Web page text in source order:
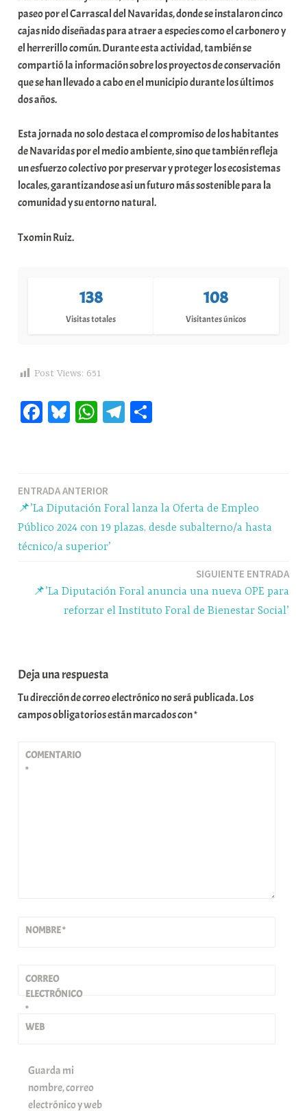
paseo por el Carrascal del Navaridas, donde se instalaron cinco
cajas nido diseñadas para atraer a especies como el carbonero y
el herrerillo común. Durante esta actividad, también se
compartió la información sobre los proyectos de conservación
que se han llevado a cabo en el municipio durante los últimos
dos años.
Esta jornada no solo destaca el compromiso de los habitantes
de Navaridas por el medio ambiente, sino que también refleja
un esfuerzo colectivo por preservar y proteger los ecosistemas
locales, garantizandose asi un futuro más sostenible para la
comunidad y su entorno natural.
Txomin Ruiz.
138
Visitas totales
108
Visitantes únicos
Post Views: 651
Fa Bl W
pp
Te
m rti
r
Navegación
de
entradas
ENTRADA ANTERIOR
📌’La Diputación Foral lanza la Oferta de Empleo
Público 2024 con 19 plazas, desde subalterno/a hasta
técnico/a superior’
SIGUIENTE ENTRADA
📌’La Diputación Foral anuncia una nueva OPE para
reforzar el Instituto Foral de Bienestar Social’
Deja una respuesta
Tu dirección de correo electrónico no será publicada.Los
campos obligatorios están marcados con*
COMENTARIO
*
NOMBRE*
CORREO
ELECTRÓNICO
*
WEB
Guarda mi
nombre, correo
electrónico y web